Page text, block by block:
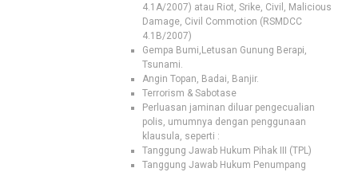
4.1A/2007) atau Riot, Srike, Civil, Malicious
Damage, Civil Commotion (RSMDCC
4.1B/2007)
Gempa Bumi,Letusan Gunung Berapi,
Tsunami.
Angin Topan, Badai, Banjir.
Terrorism & Sabotase
Perluasan jaminan diluar pengecualian
polis, umumnya dengan penggunaan
klausula, seperti :
Tanggung Jawab Hukum Pihak III (TPL)
Tanggung Jawab Hukum Penumpang